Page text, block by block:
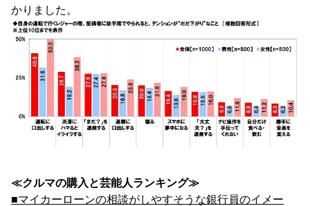
かりました。
≪クルマの購入と芸能人ランキング≫
■マイカーローンの相談がしやすそうな銀行員のイメー